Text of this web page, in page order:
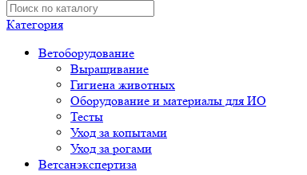
Категория
Ветоборудование
Выращивание
Гигиена животных
Оборудование и материалы для ИО
Тесты
Уход за копытами
Уход за рогами
Ветсанэкспертиза